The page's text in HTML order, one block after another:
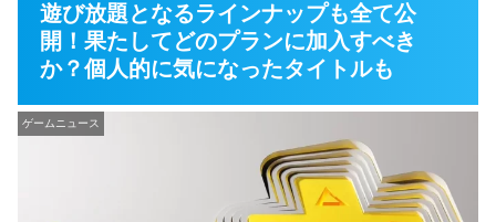
遊び放題となるラインナップも全て公
開！果たしてどのプランに加入すべき
か？個人的に気になったタイトルも
ゲームニュース